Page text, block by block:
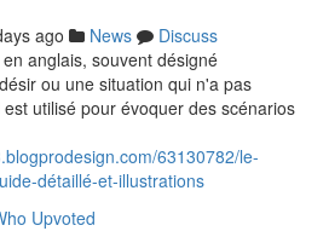
ago News
Discuss
anglais, souvent désigné
ou une situation qui n'a pas
utilisé pour évoquer des scénarios
63130782/le-
détaillé-et-illustrations
Upvoted